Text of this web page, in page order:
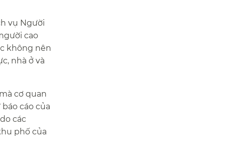
vụ Người
cao
không nên
nhà ở và
cơ quan
cáo của
các
phố của